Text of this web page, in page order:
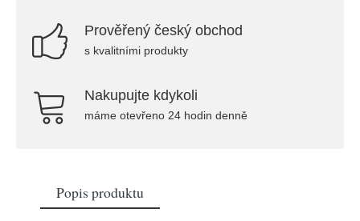
Prověřený český obchod
s kvalitními produkty
Nakupujte kdykoli
máme otevřeno 24 hodin denně
Popis produktu